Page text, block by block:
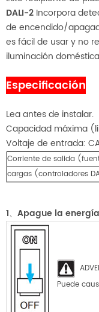
DALI-2 Incorpora
de encendido/
es fácil de usar y no
iluminación
Especificación
Lea antes de instalar.
Capacidad máxima
Voltaje de entrada:
Corriente de salida
cargas (controladores
1、Apague la
Puede